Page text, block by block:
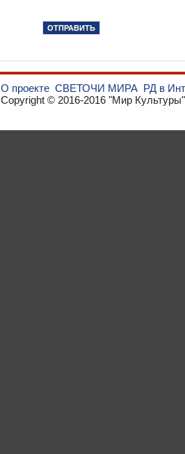
О проекте СВЕТОЧИ МИРА РД в
Copyright © 2016-2016 "Мир Культуры"